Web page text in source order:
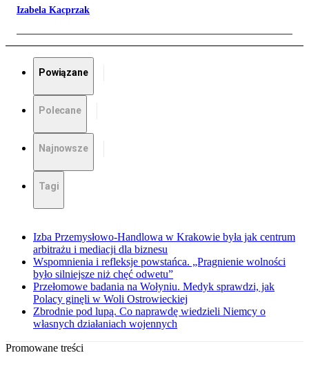
Izabela Kacprzak
Powiązane
Polecane
Najnowsze
Tagi
Izba Przemysłowo-Handlowa w Krakowie była jak centrum
arbitrażu i mediacji dla biznesu
Wspomnienia i refleksje powstańca. „Pragnienie wolności
było silniejsze niż chęć odwetu”
Przełomowe badania na Wołyniu. Medyk sprawdzi, jak
Polacy ginęli w Woli Ostrowieckiej
Zbrodnie pod lupą. Co naprawdę wiedzieli Niemcy o
własnych działaniach wojennych
Promowane treści